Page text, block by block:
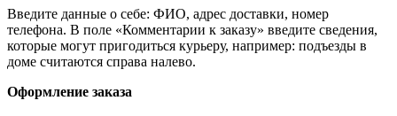
Введите данные о себе: ФИО, адрес доставки, номер
телефона. В поле «Комментарии к заказу» введите сведения,
которые могут пригодиться курьеру, например: подъезды в
доме считаются справа налево.
Оформление заказа